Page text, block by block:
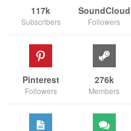
117k
Subscribers
SoundCloud
Followers
Pinterest
Followers
276k
Members